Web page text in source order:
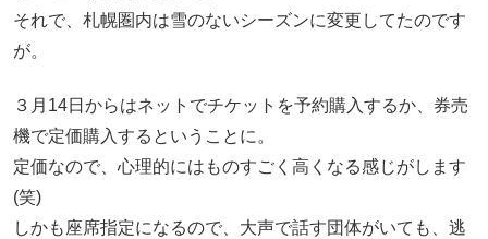
それで、札幌圏内は雪のないシーズンに変更してたのです
が。
３月14日からはネットでチケットを予約購入するか、券売
機で定価購入するということに。
定価なので、心理的にはものすごく高くなる感じがします
(笑)
しかも座席指定になるので、大声で話す団体がいても、逃